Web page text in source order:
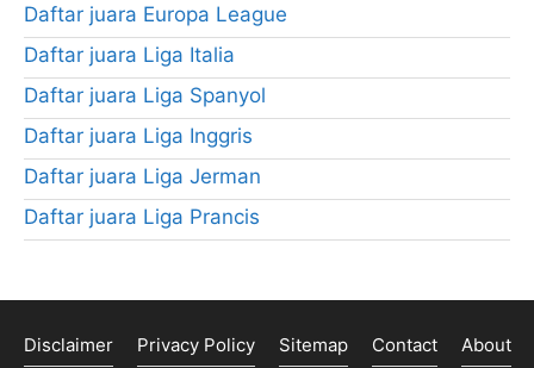
Daftar juara Europa League
Daftar juara Liga Italia
Daftar juara Liga Spanyol
Daftar juara Liga Inggris
Daftar juara Liga Jerman
Daftar juara Liga Prancis
Disclaimer Privacy Policy Sitemap Contact About